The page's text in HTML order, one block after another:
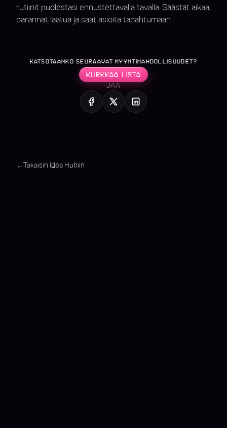
rutiinit puolestasi ennustettavalla tavalla. Säästät aikaa,
parannat laatua ja saat asioita tapahtumaan.
KATSOTAANKO SEURAAVAT MYYNTIMAHDOLLISUUDET?
KURKKAA LISTA
JAA
← Takaisin Idea Hubiin